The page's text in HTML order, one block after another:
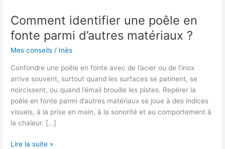
Comment identifier une poêle en
fonte parmi d’autres matériaux ?
Mes conseils / Inès
Confondre une poêle en fonte avec de l’acier ou de l’inox
arrive souvent, surtout quand les surfaces se patinent, se
noircissent, ou quand l’émail brouille les pistes. Repérer la
poêle en fonte parmi d’autres matériaux se joue à des indices
visuels, à la prise en main, à la sonorité et au comportement à
la chaleur. […]
Comment
Lire la suite »